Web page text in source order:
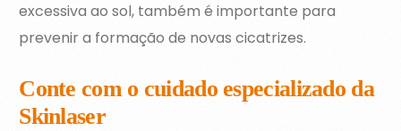
excessiva ao sol, também é importante para
prevenir a formação de novas cicatrizes.
Conte com o cuidado especializado da
Skinlaser